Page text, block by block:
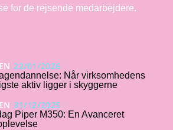
for de rejsende medarbejdere.
22/01/2026
Når virksomhedens
aktiv ligger i skyggerne
31/12/2025
Piper M350: En Avanceret